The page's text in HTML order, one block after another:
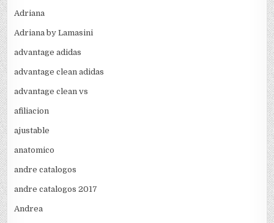
Adriana
Adriana by Lamasini
advantage adidas
advantage clean adidas
advantage clean vs
afiliacion
ajustable
anatomico
andre catalogos
andre catalogos 2017
Andrea